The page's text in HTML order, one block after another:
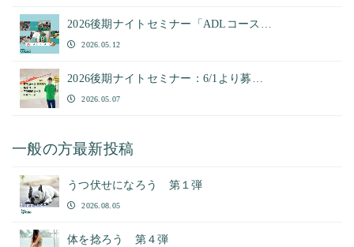
2026後期ナイトセミナー「ADLコース…
2026.05.12
2026後期ナイトセミナー：6/1より募…
2026.05.07
一般の方最新投稿
うつ伏せになろう 第１弾
2026.08.05
体を捻ろう 第４弾